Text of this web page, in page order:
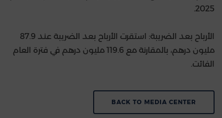
2025.
الأرباح بعد الضريبة: استقرت الأرباح بعد الضريبة عند 87.9
مليون درهم، بالمقارنة مع 119.6 مليون درهم في فترة العام
الفائت.
BACK TO MEDIA CENTER